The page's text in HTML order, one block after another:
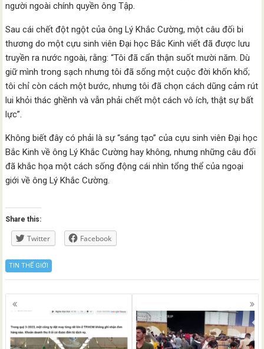
người ngoài chính quyền ông Tập.
Sau cái chết đột ngột của ông Lý Khắc Cường, một câu đối bi
thương do một cựu sinh viên Đại học Bắc Kinh viết đã được lưu
truyền ra nước ngoài, rằng: “Tôi đã cẩn thận suốt mười năm. Dù
giữ mình trong sạch nhưng tôi đã sống một cuộc đời khốn khổ;
tôi chỉ còn cách một bước, nhưng tôi đã chọn cách dũng cảm rút
lui khỏi thác ghềnh và vẫn phải chết một cách vô ích, thật sự bất
lực”.
Không biết đây có phải là sự “sáng tạo” của cựu sinh viên Đại học
Bắc Kinh về ông Lý Khắc Cường hay không, nhưng những câu đối
đã khắc họa một cách sống động cái nhìn tổng thể của ngoại
giới về ông Lý Khắc Cường.
Share this:
Twitter Facebook
TIN THẾ GIỚI
Posts
navigation